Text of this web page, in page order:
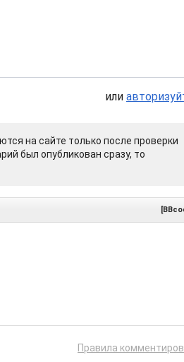
или
на сайте только после проверки
был опубликован сразу, то
Правила